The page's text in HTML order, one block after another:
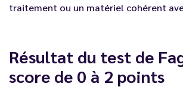
traitement ou un matériel cohérent
Résultat du test de
score de 0 à 2 points